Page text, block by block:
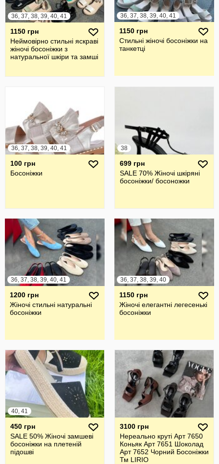
36, 37, 38, 39, 40, 41
1150 грн
Неймовірно стильні яскраві
жіночі босоніжки з
натуральної шкіри та замші
36, 37, 38, 39, 40, 41
1150 грн
Стильні жіночі босоніжки на
танкетці
36, 37, 38, 39, 40, 41
100 грн
Босоніжки
38
699 грн
SALE 70% Жіночі шкіряні
босоніжки/ босоножки
36, 37, 38, 39, 40, 41
1200 грн
Жіночі стильні натуральні
босоніжки
36, 37, 38, 39, 40
1150 грн
Жіночі елегантні легесенькі
босоніжки
40, 41
450 грн
SALE 50% Жіночі замшеві
босоніжки на плетеній
підошві
3100 грн
Нереально круті Арт 7650
Коньяк Арт 7651 Шоколад
Арт 7652 Чорний Босоніжки
Тм LIRIO